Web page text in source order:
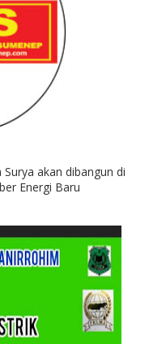
akan dibangun di
Energi Baru